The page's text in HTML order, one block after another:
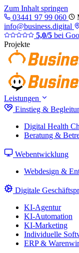
Zum Inhalt springen
03441 97 99 060
info@business.digital
5,0/5 bei
Projekte
Leistungen
Einstieg &
Digital Health
Beratung &
Webentwicklung
Webdesign &
Digitale
KI-Agentur
KI-Automation
KI-Marketing
Individuelle
ERP &